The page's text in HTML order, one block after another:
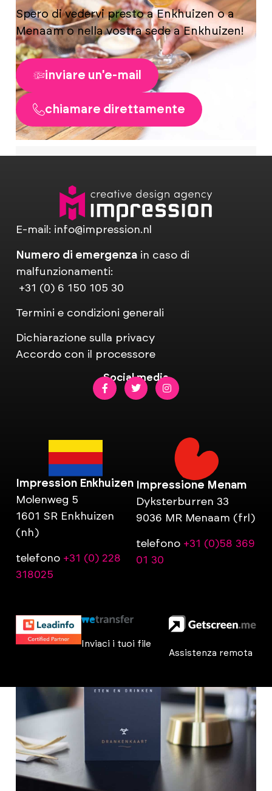
Spero di vedervi presto a Enkhuizen o a
Menaam o nella vostra sede a Enkhuizen!
inviare un'e-mail
chiamare direttamente
E-mail: info@impression.nl
Numero di emergenzain caso di
malfunzionamenti:
+31 (0) 6 150 105 30
Termini e condizioni generali
Dichiarazione sulla privacy
Accordo con il processore
Social media
Impression Enkhuizen
Molenweg 5
1601 SR Enkhuizen
(nh)
telefono +31 (0) 228
318025
Impressione Menam
Dyksterburren 33
9036 MR Menaam (frl)
telefono +31 (0)58 369
01 30
Inviaci i tuoi file
Assistenza remota